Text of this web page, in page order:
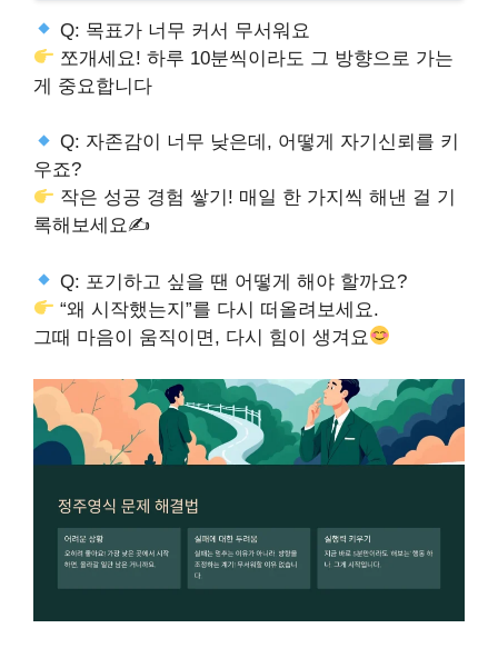
Q: 목표가 너무 커서 무서워요
쪼개세요! 하루 10분씩이라도 그 방향으로 가는
게 중요합니다
Q: 자존감이 너무 낮은데, 어떻게 자기신뢰를 키
우죠?
작은 성공 경험 쌓기! 매일 한 가지씩 해낸 걸 기
록해보세요✍
Q: 포기하고 싶을 땐 어떻게 해야 할까요?
“왜 시작했는지”를 다시 떠올려보세요.
그때 마음이 움직이면, 다시 힘이 생겨요